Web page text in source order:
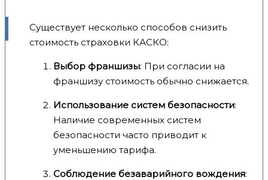
Существует несколько способов снизить
стоимость страховки КАСКО:
Выбор франшизы: При согласии на
франшизу стоимость обычно снижается.
Использование систем безопасности:
Наличие современных систем
безопасности часто приводит к
уменьшению тарифа.
Соблюдение безаварийного вождения: